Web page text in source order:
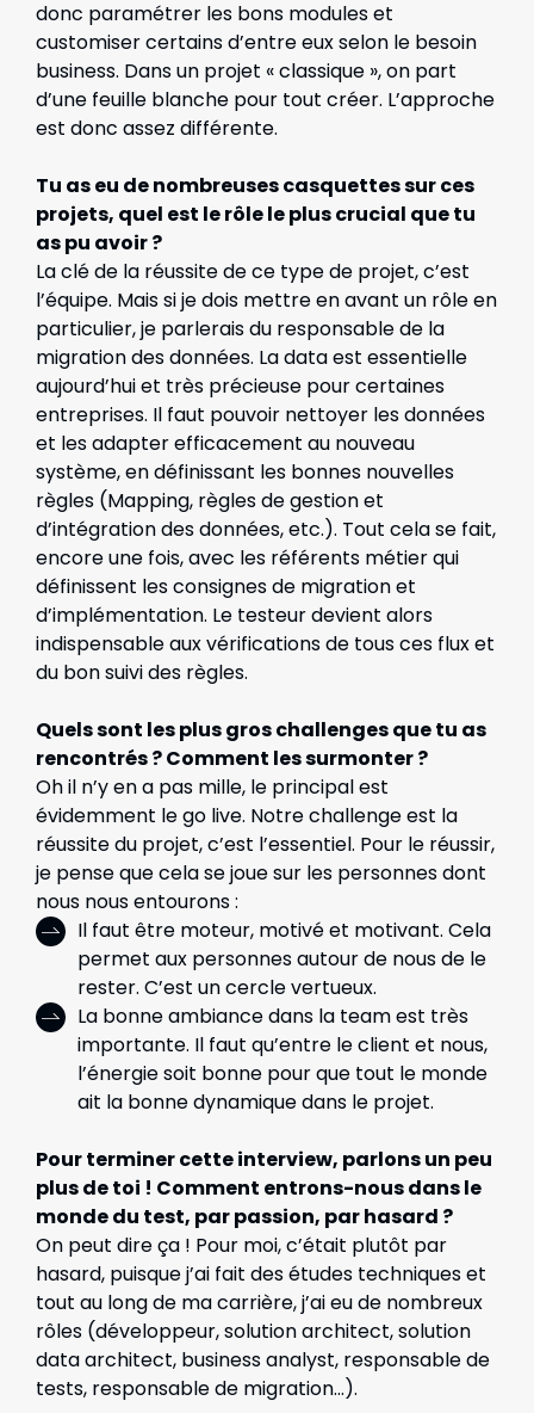
donc paramétrer les bons modules et
customiser certains d’entre eux selon le besoin
business. Dans un projet « classique », on part
d’une feuille blanche pour tout créer. L’approche
est donc assez différente.
Tu as eu de nombreuses casquettes sur ces
projets, quel est le rôle le plus crucial que tu
as pu avoir ?
La clé de la réussite de ce type de projet, c’est
l’équipe. Mais si je dois mettre en avant un rôle en
particulier, je parlerais du responsable de la
migration des données. La data est essentielle
aujourd’hui et très précieuse pour certaines
entreprises. Il faut pouvoir nettoyer les données
et les adapter efficacement au nouveau
système, en définissant les bonnes nouvelles
règles (Mapping, règles de gestion et
d’intégration des données, etc.). Tout cela se fait,
encore une fois, avec les référents métier qui
définissent les consignes de migration et
d’implémentation. Le testeur devient alors
indispensable aux vérifications de tous ces flux et
du bon suivi des règles.
Quels sont les plus gros challenges que tu as
rencontrés ? Comment les surmonter ?
Oh il n’y en a pas mille, le principal est
évidemment le go live. Notre challenge est la
réussite du projet, c’est l’essentiel. Pour le réussir,
je pense que cela se joue sur les personnes dont
nous nous entourons :
Il faut être moteur, motivé et motivant. Cela
permet aux personnes autour de nous de le
rester. C’est un cercle vertueux.
La bonne ambiance dans la team est très
importante. Il faut qu’entre le client et nous,
l’énergie soit bonne pour que tout le monde
ait la bonne dynamique dans le projet.
Pour terminer cette interview, parlons un peu
plus de toi ! Comment entrons-nous dans le
monde du test, par passion, par hasard ?
On peut dire ça ! Pour moi, c’était plutôt par
hasard, puisque j’ai fait des études techniques et
tout au long de ma carrière, j’ai eu de nombreux
rôles (développeur, solution architect, solution
data architect, business analyst, responsable de
tests, responsable de migration...).